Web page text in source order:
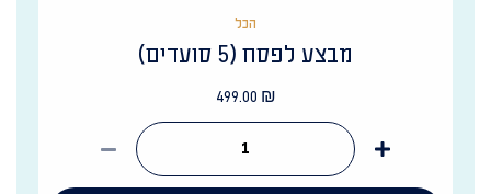
הכל
מבצע לפסח (5 סועדים)
499.00 ₪